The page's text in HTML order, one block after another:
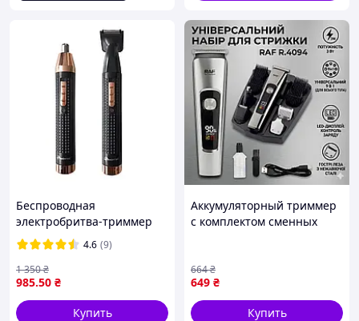
Время до полного заряда аккумулятора:2,5
Время непрерывный работы от
аккумулятора:240 минут
Материал лезвий: Керамика;
Регулировка длины: Сменные насадки;
Количество сменных насадок:
3 штуки(1 мм, 2
мм, 3 мм
Беспроводная
электробритва-триммер
для мужчин Gemei GM-
3108
4.6 (9)
985.50 ₴
1 350₴
Купить
Аккумуляторный триммер
с комплектом сменных
649 ₴
664₴
Купить